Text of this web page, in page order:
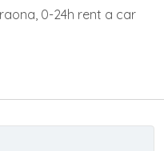
0-24h rent a car